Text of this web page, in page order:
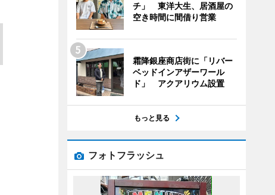
チ」 東洋大生、居酒屋の
空き時間に間借り営業
霜降銀座商店街に「リバー
ベッドインアザーワール
ド」 アクアリウム設置
もっと見る
フォトフラッシュ